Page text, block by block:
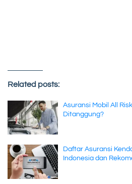
Related posts:
Asuransi Mobil All
Ditanggung?
Daftar Asuransi
Indonesia dan